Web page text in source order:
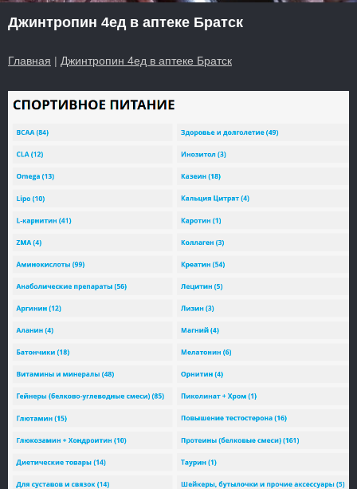
Джинтропин 4ед в аптеке Братск
Главная | Джинтропин 4ед в аптеке Братск